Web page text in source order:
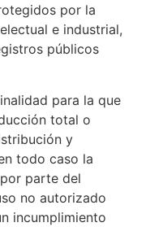
por la
e industrial,
públicos
para la que
total o
y
todo caso la
parte del
no autorizado
incumplimiento